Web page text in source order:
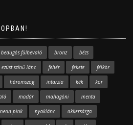
bedugós fülbevaló bronz bézs
ezüst színű lánc fehér fekete félkör
háromszög intarzia kék kör
madár mahagóni menta
neon pink nyaklánc okkersárga